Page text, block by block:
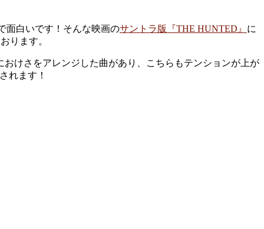
面白いです！そんな映画のサントラ版『THE HUNTED』 に
ります。
おけさをアレンジした曲があり、こちらもテンションが上が
れます！